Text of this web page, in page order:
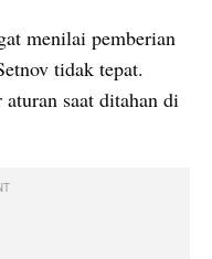
menilai pemberian
tidak tepat.
saat ditahan di